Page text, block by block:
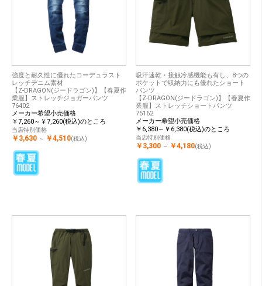
強度と耐久性に優れたコーデュラスト
レッチデニム素材
【Z-DRAGON(ジードラゴン)】【春夏作
業服】ストレッチジョガーパンツ
76402
メーカー希望小売価格
￥7,260～￥7,260(税込)のところ
当店特別価格
￥3,630 ～ ￥4,510(税込)
吸汗速乾・接触冷感機能も有し、8つの
ポケットで収納力にも優れたショート
パンツ
【Z-DRAGON(ジードラゴン)】【春夏作
業服】ストレッチショートパンツ
75162
メーカー希望小売価格
￥6,380～￥6,380(税込)のところ
当店特別価格
￥3,300 ～ ￥4,180(税込)